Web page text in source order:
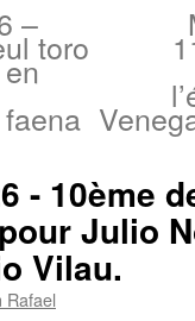
–
toro
- 10ème
Julio
Vilau.
Rafael